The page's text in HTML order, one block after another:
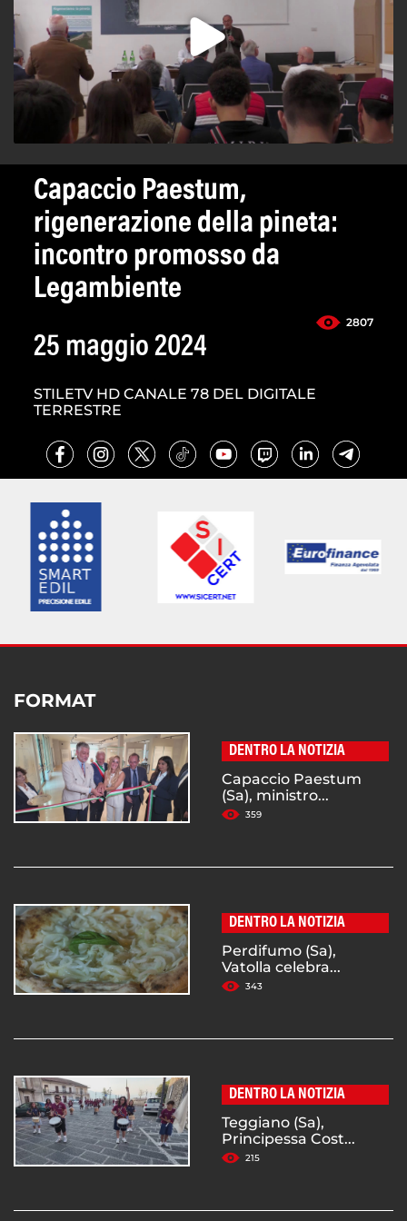
Capaccio Paestum,
rigenerazione della pineta:
incontro promosso da
Legambiente
2807
25 maggio 2024
STILETV HD CANALE 78 DEL DIGITALE
TERRESTRE
FORMAT
DENTRO LA NOTIZIA
Capaccio Paestum
(Sa), ministro...
359
DENTRO LA NOTIZIA
Perdifumo (Sa),
Vatolla celebra...
343
DENTRO LA NOTIZIA
Teggiano (Sa),
Principessa Cost...
215